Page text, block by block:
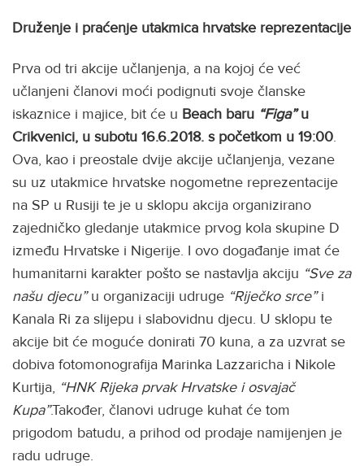
Druženje i praćenje utakmica hrvatske reprezentacije
Prva od tri akcije učlanjenja, a na kojoj će već
učlanjeni članovi moći podignuti svoje članske
iskaznice i majice, bit će u Beach baru “Figa”u
Crikvenici, u subotu 16.6.2018. s početkom u 19:00.
Ova, kao i preostale dvije akcije učlanjenja, vezane
su uz utakmice hrvatske nogometne reprezentacije
na SP u Rusiji te je u sklopu akcija organizirano
zajedničko gledanje utakmice prvog kola skupine D
između Hrvatske i Nigerije. I ovo događanje imat će
humanitarni karakter pošto se nastavlja akciju “Sve za
našu djecu”u organizaciji udruge “Riječko srce”i
Kanala Ri za slijepu i slabovidnu djecu. U sklopu te
akcije bit će moguće donirati 70 kuna, a za uzvrat se
dobiva fotomonografija Marinka Lazzaricha i Nikole
Kurtija, “HNK Rijeka prvak Hrvatske i osvajač
Kupa”.Također, članovi udruge kuhat će tom
prigodom batudu, a prihod od prodaje namijenjen je
radu udruge.